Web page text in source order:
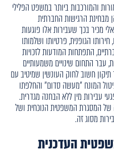
והמורכבות ביותר במשפט הפלילי
מבחינת הרגישות החברתית
מכיר בכך שעבירות אלו פוגעות
הגופנית, פרטיותו ושלמותו
התפתחות המודעות לזכויות
עבר התחום שינויים משמעותיים
בראשית 2025 אושר תיקון חשוב לחוק העונשין שמיטיב עם
המונח "מעשה סדום" והחלפתו
עבירות מין ללא הבחנה מגדרית.
של המסגרת המשפטית הנוכחית ושל
מסוג זה.
העדכנית